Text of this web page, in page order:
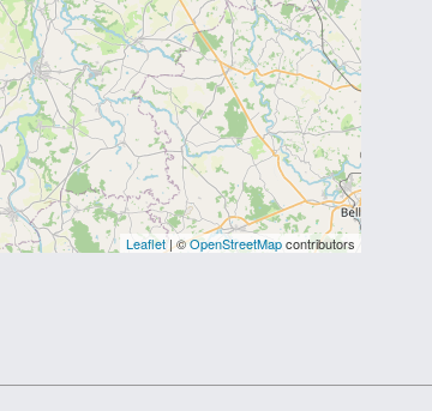
Leaflet| ©OpenStreetMapcontributors